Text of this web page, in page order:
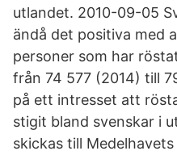
utlandet. 2010-09-05
ändå det positiva med
personer som har
från 74 577 (2014) till
på ett intresset att
stigit bland svenskar i
skickas till